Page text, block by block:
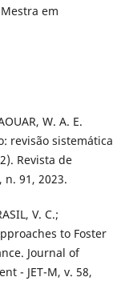
em
W. A. E.
revisão sistemática
Revista de
91, 2023.
V. C.;
to Foster
Journal of
- JET-M, v. 58,